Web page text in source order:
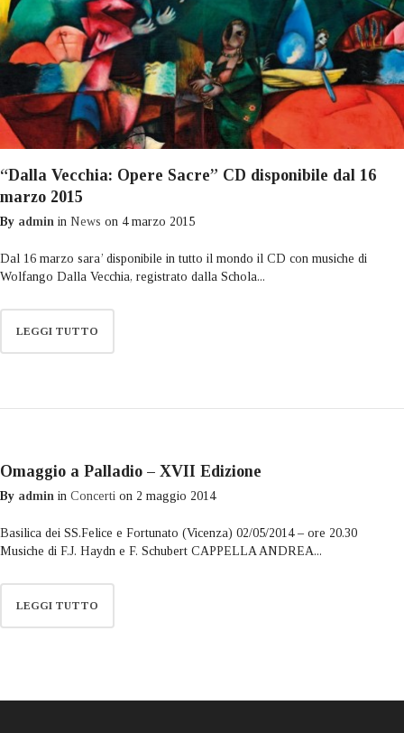
“Dalla Vecchia: Opere Sacre” CD disponibile dal 16
marzo 2015
By admin in News on 4 marzo 2015
Dal 16 marzo sara’ disponibile in tutto il mondo il CD con musiche di
Wolfango Dalla Vecchia, registrato dalla Schola...
LEGGI TUTTO
Omaggio a Palladio – XVII Edizione
By admin in Concerti on 2 maggio 2014
Basilica dei SS.Felice e Fortunato (Vicenza) 02/05/2014 – ore 20.30
Musiche di F.J. Haydn e F. Schubert CAPPELLA ANDREA...
LEGGI TUTTO